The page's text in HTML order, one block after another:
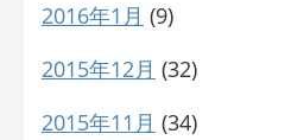
2016年1月 (9)
2015年12月 (32)
2015年11月 (34)